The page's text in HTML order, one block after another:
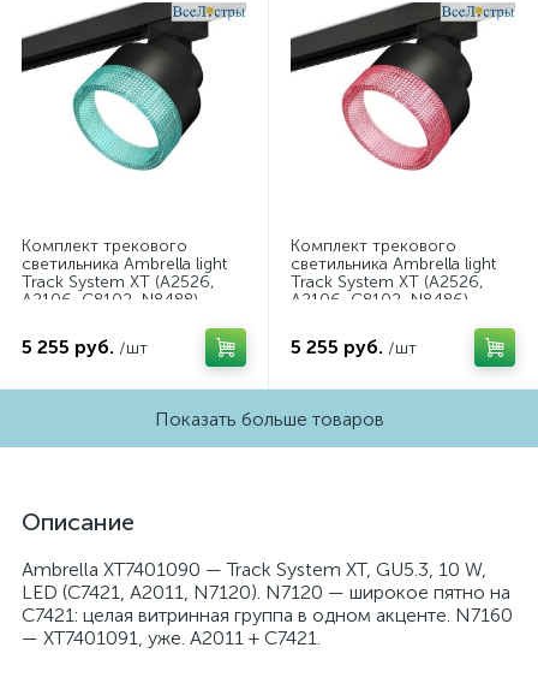
Комплект трекового
светильника Ambrella light
Track System XT (A2526,
A2106, C8102, N8488)
5 255 руб. /шт
Комплект трекового
светильника Ambrella light
Track System XT (A2526,
A2106, C8102, N8486)
5 255 руб. /шт
Показать больше товаров
Описание
Ambrella XT7401090 — Track System XT, GU5.3, 10 W,
LED (C7421, A2011, N7120). N7120 — широкое пятно на
C7421: целая витринная группа в одном акценте. N7160
— XT7401091, уже. A2011 + C7421.